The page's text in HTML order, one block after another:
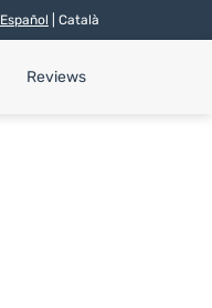
Español | Català
Reviews